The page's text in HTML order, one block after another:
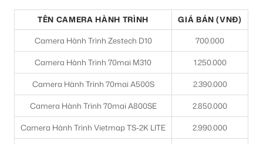
TÊN CAMERA HÀNH TRÌNH
GIÁ BÁN (VNĐ)
Camera Hành Trình Zestech D10
700.000
Camera Hành Trình 70mai M310 1.250.000
Camera Hành Trình 70mai A500S 2.390.000
Camera Hành Trình 70mai A800SE 2.850.000
Camera Hành Trình Vietmap TS-2K LITE 2.990.000